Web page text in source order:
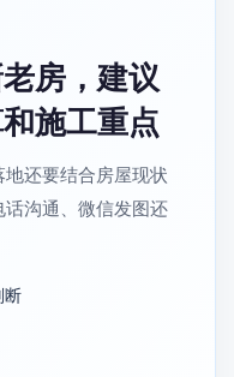
房，建议
施工重点
还要结合房屋现状
沟通、微信发图还
断